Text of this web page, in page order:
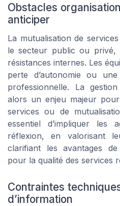
Obstacles
anticiper
La mutualisation de
le secteur public ou privé,
résistances internes. Les
perte d’autonomie ou
professionnelle. La
alors un enjeu majeur
services ou de
essentiel d’impliquer les
réflexion, en valorisant
clarifiant les avantages
pour la qualité des services
Contraintes
d’information